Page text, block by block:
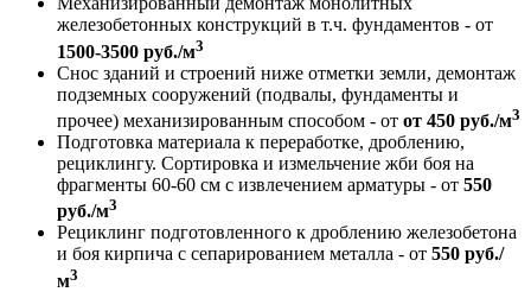
железобетонных конструкций в т.ч. фундаментов - от
1500-3500 руб./м3
Снос зданий и строений ниже отметки земли, демонтаж
подземных сооружений (подвалы, фундаменты и
прочее) механизированным способом - от от 450 руб./м3
Подготовка материала к переработке, дроблению,
рециклингу. Сортировка и измельчение жби боя на
фрагменты 60-60 см с извлечением арматуры - от 550
руб./м3
Рециклинг подготовленного к дроблению железобетона
и боя кирпича с сепарированием металла - от 550 руб./
м3